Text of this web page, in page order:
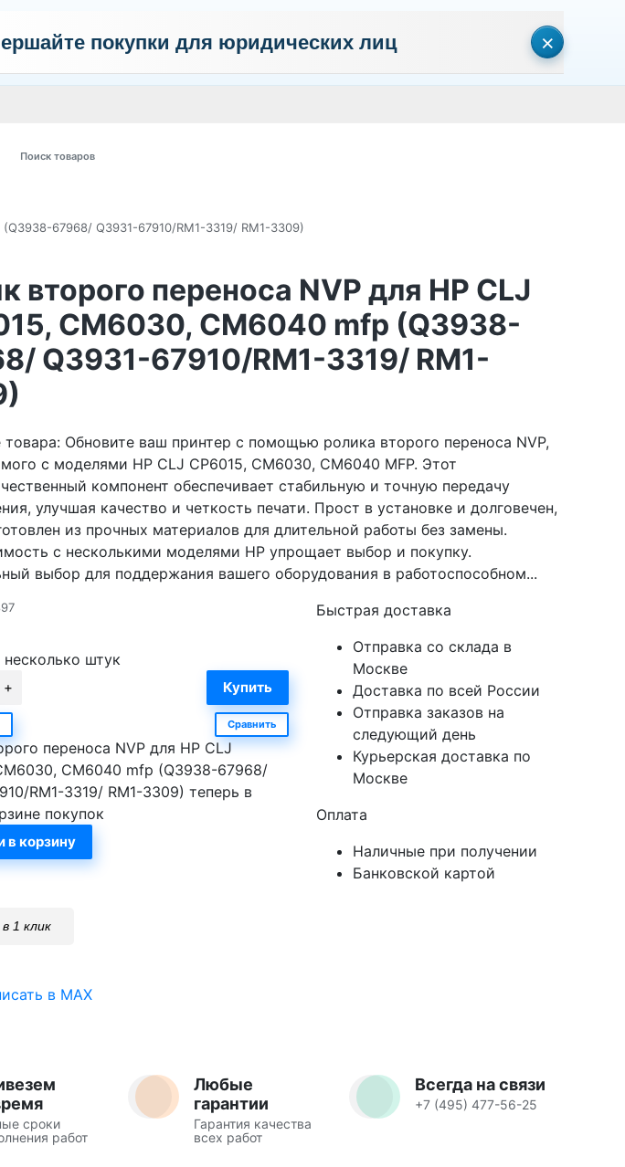
покупки для юридических лиц ×
67968/ Q3931-67910/RM1-3319/ RM1-3309)
второго переноса NVP для HP CLJ
CM6030, CM6040 mfp (Q3938-
Q3931-67910/RM1-3319/ RM1-
товара: Обновите ваш принтер с помощью ролика второго переноса NVP,
с моделями HP CLJ CP6015, CM6030, CM6040 MFP. Этот
компонент обеспечивает стабильную и точную передачу
улучшая качество и четкость печати. Прост в установке и долговечен,
из прочных материалов для длительной работы без замены.
с несколькими моделями HP упрощает выбор и покупку.
выбор для поддержания вашего оборудования в работоспособном...
штук
Сравнить
переноса NVP для HP CLJ
CM6040 mfp (Q3938-67968/
RM1-3319/ RM1-3309) теперь в
покупок
в корзину
Быстрая доставка
Отправка со склада в
Москве
Доставка по всей России
Отправка заказов на
следующий день
Курьерская доставка по
Москве
Оплата
Наличные при получении
Банковской картой
1 клик
в MAX
сроки
работ
Любые
гарантии
Гарантия качества
всех работ
Всегда на связи
+7 (495) 477-56-25